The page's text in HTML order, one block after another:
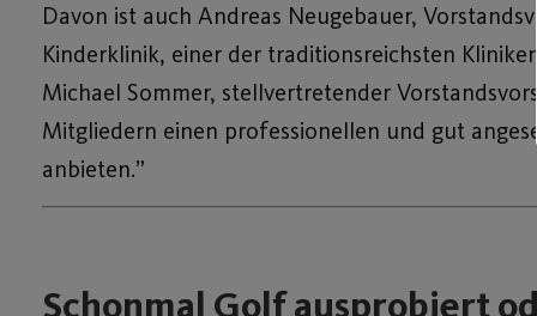
Davon ist auch Andreas Neugebauer,
Kinderklinik, einer der traditionsreichsten
Michael Sommer, stellvertretender
Mitgliedern einen professionellen und gut
anbieten.”
Schonmal Golf ausprobiert